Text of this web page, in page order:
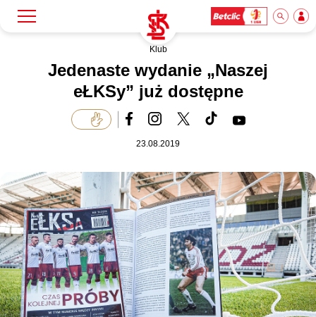
Akademia
Biznes
Dla mediów
Klub
Jedenaste wydanie „Naszej
eŁKSy” już dostępne
23.08.2019